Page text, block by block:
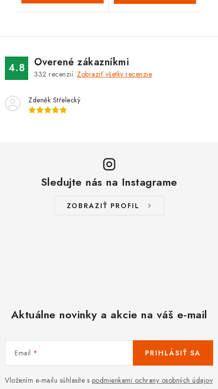
4.8 Overené zákazníkmi
332 recenzií. Zobraziť všetky recenzie
Zdeněk Střelecký
Sledujte nás na Instagrame
ZOBRAZIŤ PROFIL
Aktuálne novinky a akcie na váš e-mail
Email
Vložením e-mailu súhlasíte s podmienkami ochrany osobných údajov
PRIHLÁSIŤ SA